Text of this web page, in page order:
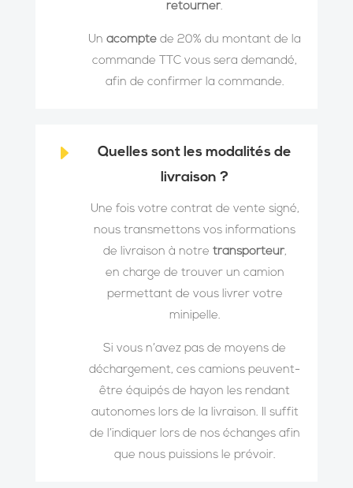
retourner.
Unacompte de 20% du montant de la
commande TTC vous sera demandé,
afin de confirmer la commande.
E
Quelles sont les modalités de
livraison ?
Une fois votre contrat de vente signé,
nous transmettons vos informations
de livraison à notre transporteur,
en charge de trouver un camion
permettant de vous livrer votre
minipelle.
Si vous n’avez pas de moyens de
déchargement, ces camions peuvent-
être équipés de hayon les rendant
autonomes lors de la livraison. Il suffit
de l’indiquer lors de nos échanges afin
que nous puissions le prévoir.